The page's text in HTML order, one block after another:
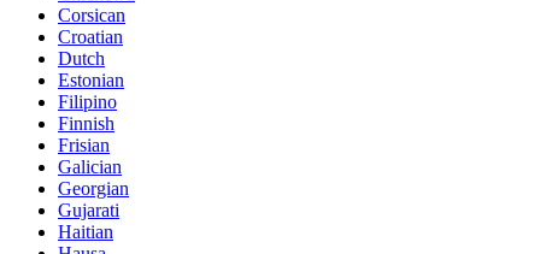
Corsican
Croatian
Dutch
Estonian
Filipino
Finnish
Frisian
Galician
Georgian
Gujarati
Haitian